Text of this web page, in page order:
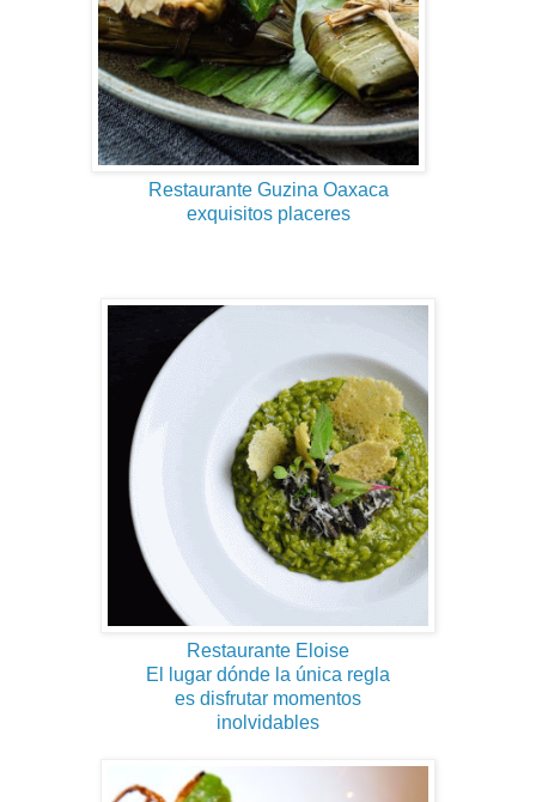
Restaurante Guzina Oaxaca
exquisitos placeres
Restaurante Eloise
El lugar dónde la única regla
es disfrutar momentos
inolvidables